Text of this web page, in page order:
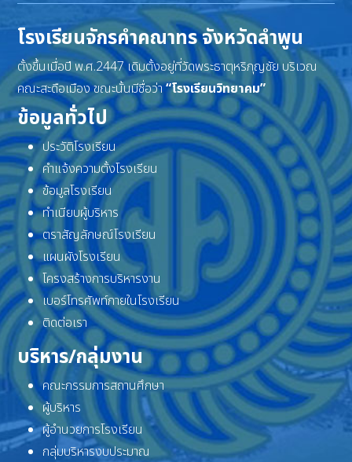
โรงเรียนจักรคำคณาทร จังหวัดลำพูน
ตั้งขึ้นเมื่อปี พ.ศ.2447 เดิมตั้งอยู่ที่วัดพระธาตุหริภุญชัย บริเวณ
คณะสะดือเมือง ขณะนั้นมีชื่อว่า“โรงเรียนวิทยาคม”
ข้อมูลทั่วไป
ประวัติโรงเรียน
คำแจ้งความตั้งโรงเรียน
ข้อมูลโรงเรียน
ทำเนียบผู้บริหาร
ตราสัญลักษณ์โรงเรียน
แผนผังโรงเรียน
โครงสร้างการบริหารงาน
เบอร์โทรศัพท์ภายในโรงเรียน
ติดต่อเรา
บริหาร/กลุ่มงาน
คณะกรรมการสถานศึกษา
ผู้บริหาร
ผู้อำนวยการโรงเรียน
กลุ่มบริหารงบประมาณ